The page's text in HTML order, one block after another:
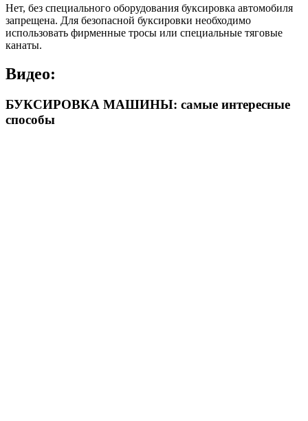
Нет, без специального оборудования буксировка автомобиля
запрещена. Для безопасной буксировки необходимо
использовать фирменные тросы или специальные тяговые
канаты.
Видео:
БУКСИРОВКА МАШИНЫ: самые интересные
способы